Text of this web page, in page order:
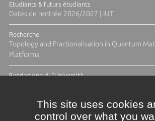
Etudiants & futurs étudiants
Dates de rentrée 2026/2027 | IUT
Recherche
Topology and Fractionalisation in Quantum
Platforms
Fundazione di l'Università
This site uses cookies
control over what you